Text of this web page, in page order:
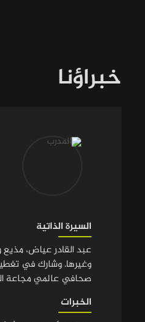
خبراؤنا
السيرة الذاتية
صحافي عالمي مجاعة النيجر عام 2005. رافق عياض فريق الجزيرة في تغطياتها لأهم الأحداث
الخبرات